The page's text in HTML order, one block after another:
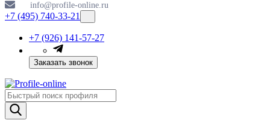
info@profile-online.ru
+7 (495) 740-33-21
+7 (926) 141-57-27
Заказать звонок